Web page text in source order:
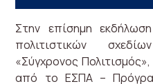
Στην επίσημη
πολιτιστικών
«Σύγχρονος
από το ΕΣΠΑ –